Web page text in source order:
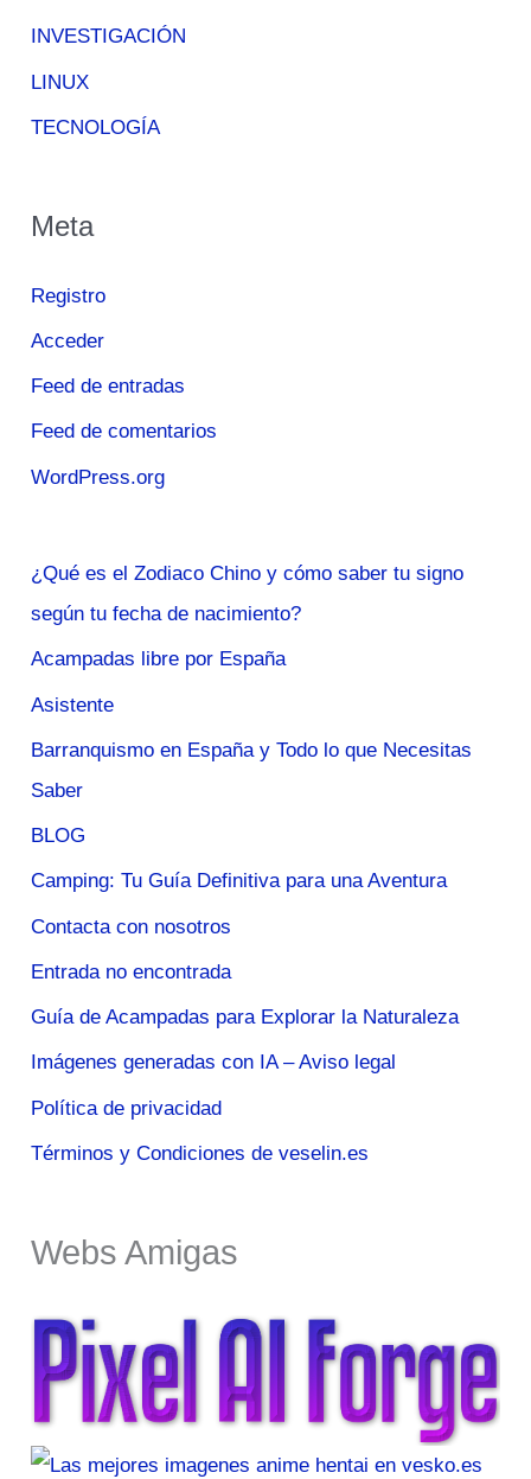
INVESTIGACIÓN
LINUX
TECNOLOGÍA
Meta
Registro
Acceder
Feed de entradas
Feed de comentarios
WordPress.org
¿Qué es el Zodiaco Chino y cómo saber tu signo
según tu fecha de nacimiento?
Acampadas libre por España
Asistente
Barranquismo en España y Todo lo que Necesitas
Saber
BLOG
Camping: Tu Guía Definitiva para una Aventura
Contacta con nosotros
Entrada no encontrada
Guía de Acampadas para Explorar la Naturaleza
Imágenes generadas con IA – Aviso legal
Política de privacidad
Términos y Condiciones de veselin.es
Webs Amigas